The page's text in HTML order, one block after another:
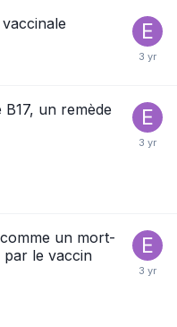
vaccinale
un remède
un mort-
par le vaccin